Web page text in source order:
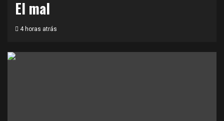
El mal
4 horas atrás